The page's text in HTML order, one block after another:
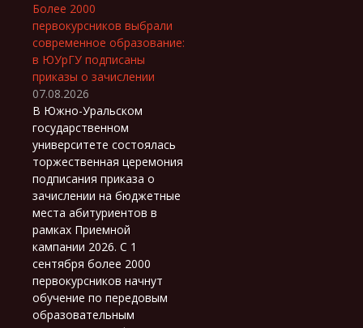
Более 2000
первокурсников выбрали
современное образование:
в ЮУрГУ подписаны
приказы о зачислении
07.08.2026
В Южно-Уральском
государственном
университете состоялась
торжественная церемония
подписания приказа о
зачислении на бюджетные
места абитуриентов в
рамках Приемной
кампании 2026. С 1
сентября более 2000
первокурсников начнут
обучение по передовым
образовательным